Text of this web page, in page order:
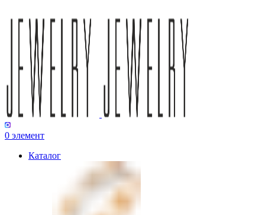
0 элемент
Каталог